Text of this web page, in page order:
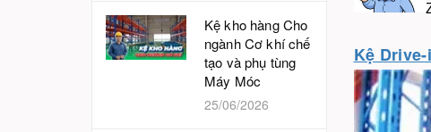
Kệ
Kệ kho hàng Cho
ngành Cơ khí chế
tạo và phụ tùng
Máy Móc
25/06/2026